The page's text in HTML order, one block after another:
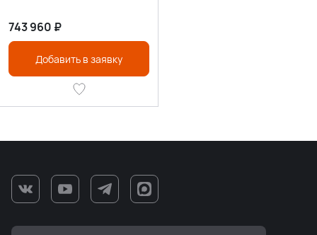
743 960 ₽
Добавить в заявку